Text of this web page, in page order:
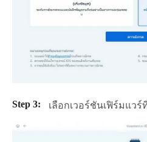
เลือกเวอร์ชันเฟิร์มแว